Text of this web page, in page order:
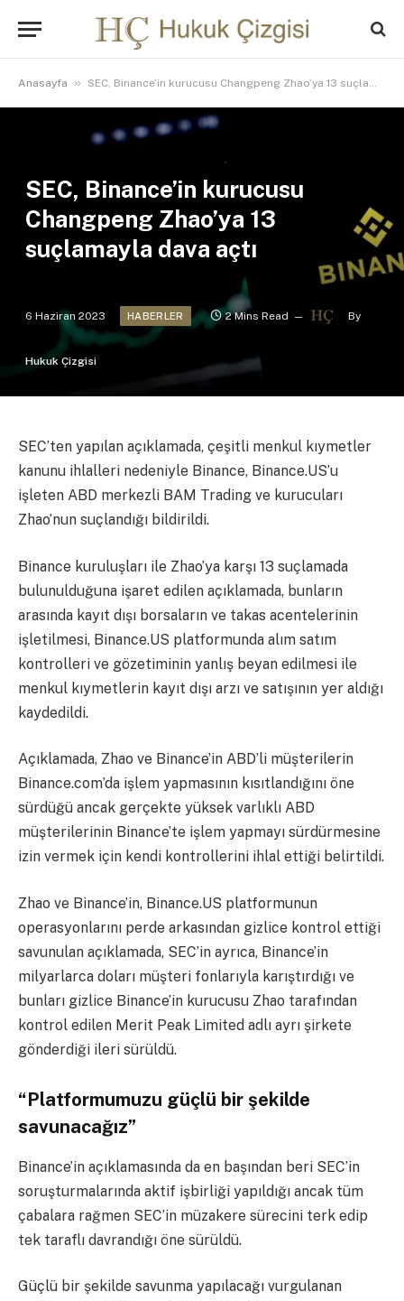
Anasayfa » SEC, Binance’in kurucusu Changpeng Zhao’ya 13 suçlamayla dava açtı
SEC, Binance’in kurucusu
Changpeng Zhao’ya 13
suçlamayla dava açtı
6 Haziran 2023 HABERLER 2 Mins Read By
Hukuk Çizgisi
SEC’ten yapılan açıklamada, çeşitli menkul kıymetler
kanunu ihlalleri nedeniyle Binance, Binance.US’u
işleten ABD merkezli BAM Trading ve kurucuları
Zhao’nun suçlandığı bildirildi.
Binance kuruluşları ile Zhao’ya karşı 13 suçlamada
bulunulduğuna işaret edilen açıklamada, bunların
arasında kayıt dışı borsaların ve takas acentelerinin
işletilmesi, Binance.US platformunda alım satım
kontrolleri ve gözetiminin yanlış beyan edilmesi ile
menkul kıymetlerin kayıt dışı arzı ve satışının yer aldığı
kaydedildi.
Açıklamada, Zhao ve Binance’in ABD’li müşterilerin
Binance.com’da işlem yapmasının kısıtlandığını öne
sürdüğü ancak gerçekte yüksek varlıklı ABD
müşterilerinin Binance’te işlem yapmayı sürdürmesine
izin vermek için kendi kontrollerini ihlal ettiği belirtildi.
Zhao ve Binance’in, Binance.US platformunun
operasyonlarını perde arkasından gizlice kontrol ettiği
savunulan açıklamada, SEC’in ayrıca, Binance’in
milyarlarca doları müşteri fonlarıyla karıştırdığı ve
bunları gizlice Binance’in kurucusu Zhao tarafından
kontrol edilen Merit Peak Limited adlı ayrı şirkete
gönderdiği ileri sürüldü.
“Platformumuzu güçlü bir şekilde
savunacağız”
Binance’in açıklamasında da en başından beri SEC’in
soruşturmalarında aktif işbirliği yapıldığı ancak tüm
çabalara rağmen SEC’in müzakere sürecini terk edip
tek taraflı davrandığı öne sürüldü.
Güçlü bir şekilde savunma yapılacağı vurgulanan